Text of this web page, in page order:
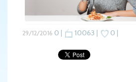
29/12/2016 0 | 10063 | 0 |